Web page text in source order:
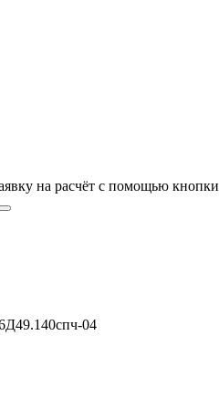
на расчёт с помощью кнопки
04